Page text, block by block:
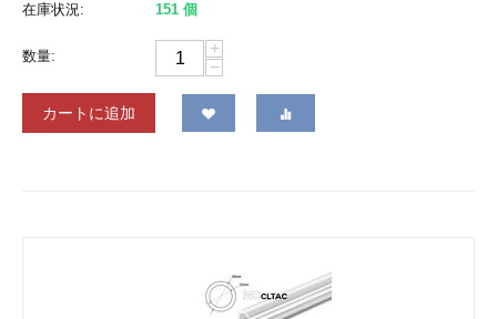
在庫状況: 151 個
数量:
+
−
カートに追加